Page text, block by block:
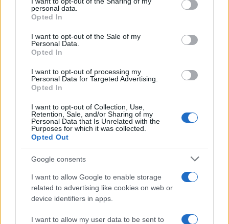
disclose it to other third parties.
Please note that this website/app uses one or more Google
services and may gather and store information including but
not limited to your visit or usage behaviour. You may click to
grant or deny consent to Google and its third-party tags to
consent section.
personal data.
Opted In
I want to opt-out of the Sale of my
Personal Data.
Opted In
I want to opt-out of processing my
Personal Data for Targeted Advertising.
Opted In
I want to opt-out of Collection, Use,
Retention, Sale, and/or Sharing of my
Personal Data that Is Unrelated with the
Purposes for which it was collected.
Opted Out
Google consents
I want to allow Google to enable storage
related to advertising like cookies on web or
device identifiers in apps.
I want to allow my user data to be sent to
FRASI
Frasi celebri
Frasi da condividere
Poesie
FILM
Frasi dei film